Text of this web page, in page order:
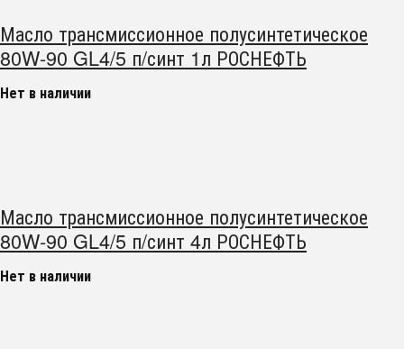
Масло трансмиссионное полусинтетическое
80W-90 GL4/5 п/синт 1л РОСНЕФТЬ
Нет в наличии
Масло трансмиссионное полусинтетическое
80W-90 GL4/5 п/синт 4л РОСНЕФТЬ
Нет в наличии